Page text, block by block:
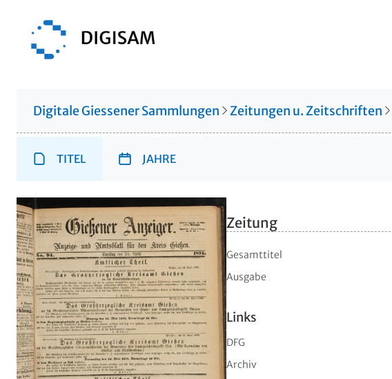
Digitale Giessener Sammlungen Zeitungen u. Zeitschriften
TITEL JAHRE
Zeitung
Gesamttitel
Ausgabe
Links
DFG
Archiv